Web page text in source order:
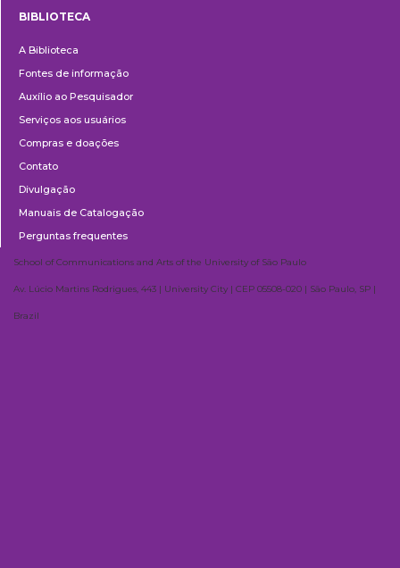
BIBLIOTECA
A Biblioteca
Fontes de informação
Auxílio ao Pesquisador
Serviços aos usuários
Compras e doações
Contato
Divulgação
Manuais de Catalogação
Perguntas frequentes
School of Communications and Arts of the University of São Paulo
Av. Lúcio Martins Rodrigues, 443 | University City | CEP 05508-020 | São Paulo, SP |
Brazil